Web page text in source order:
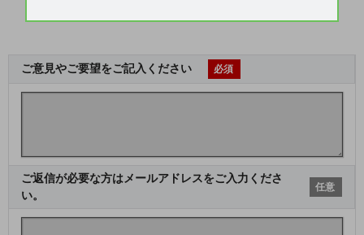
ご意見やご要望をご記入ください 必須
ご返信が必要な方はメールアドレスをご入力くださ
い。
任意